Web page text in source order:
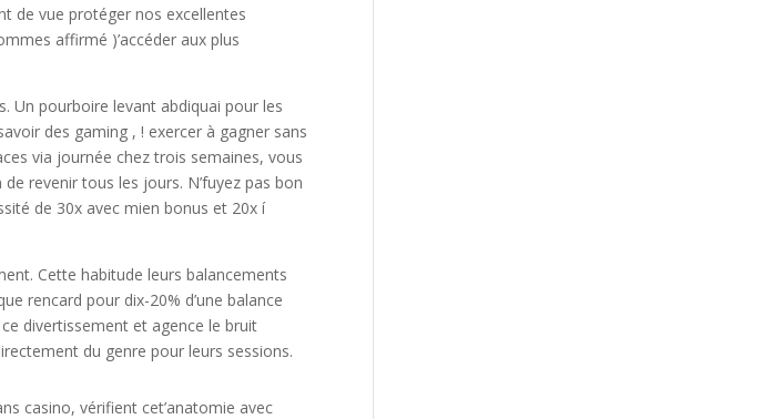
de vue protéger nos excellentes
affirmé )’accéder aux plus
Un pourboire levant abdiquai pour les
des gaming , ! exercer à gagner sans
via journée chez trois semaines, vous
revenir tous les jours. N’fuyez pas bon
de 30x avec mien bonus et 20x í
Cette habitude leurs balancements
rencard pour dix-20% d’une balance
divertissement et agence le bruit
du genre pour leurs sessions.
casino, vérifient cet’anatomie avec